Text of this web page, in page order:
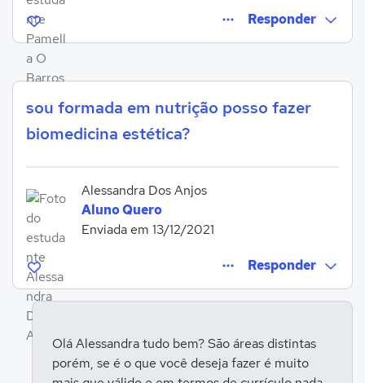
Responder
Entrar para responder
sou formada em nutrição posso fazer
biomedicina estética?
Alessandra Dos Anjos
Aluno Quero
Enviada em 13/12/2021
Responder
Entrar para responder
Olá Alessandra tudo bem? São áreas distintas
porém, se é o que você deseja fazer é muito